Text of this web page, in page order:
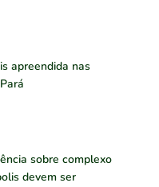
apreendida nas
sobre complexo
devem ser